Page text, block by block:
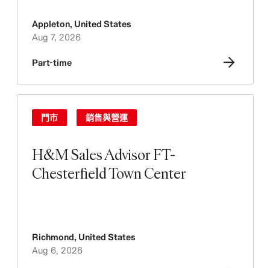
Appleton, United States
Aug 7, 2026
Part-time
H&M Sales Advisor FT-
Chesterfield Town Center
門市 銷售與營運
Richmond, United States
Aug 6, 2026